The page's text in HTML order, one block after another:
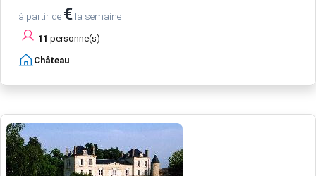
à partir de € la semaine
11 personne(s)
Château